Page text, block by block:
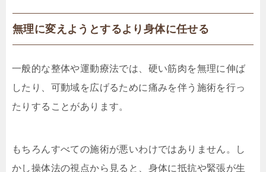
無理に変えようとするより身体に任せる
一般的な整体や運動療法では、硬い筋肉を無理に伸ば
したり、可動域を広げるために痛みを伴う施術を行っ
たりすることがあります。
もちろんすべての施術が悪いわけではありません。し
かし操体法の視点から見ると、身体に抵抗や緊張が生